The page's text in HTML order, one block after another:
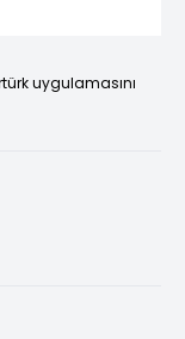
uygulamasını